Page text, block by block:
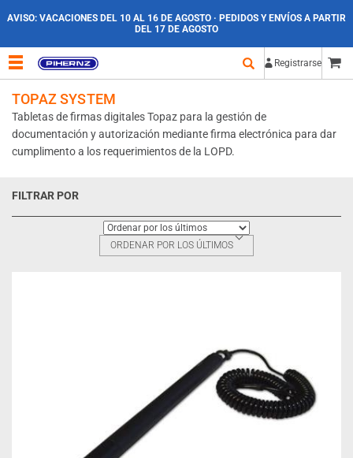
AVISO: VACACIONES DEL 10 AL 16 DE AGOSTO · PEDIDOS Y ENVÍOS A PARTIR
DEL 17 DE AGOSTO
Registrarse
TOPAZ SYSTEM
Tabletas de firmas digitales Topaz para la gestión de
documentación y autorización mediante firma electrónica para dar
cumplimento a los requerimientos de la LOPD.
FILTRAR POR
ORDENAR POR LOS ÚLTIMOS